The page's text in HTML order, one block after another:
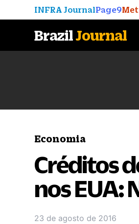
INFRA JournalPage9
BrazilJournal
Economia
Créditos
nos EUA:
23 de agosto de 2016